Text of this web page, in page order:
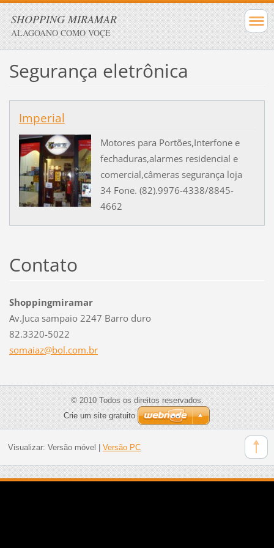
SHOPPING MIRAMAR
ALAGOANO COMO VOÇE
Segurança eletrônica
Imperial
Motores para Portões,Interfone e
fechaduras,alarmes residencial e
comercial,câmeras segurança loja
34 Fone. (82).9976-4338/8845-
4662
Contato
Shoppingmiramar
Av.Juca sampaio 2247 Barro duro
82.3320-5022
somaiaz@bol.com.br
© 2010 Todos os direitos reservados.
Crie um site gratuito
Visualizar: Versão móvel Versão PC